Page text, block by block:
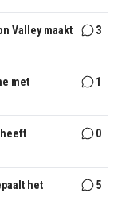
Valley maakt
3
met
1
0
het
5